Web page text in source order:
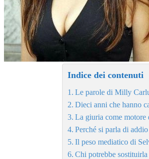
Indice dei contenuti
Le parole di Milly
Dieci anni che hanno
La giuria come motore
Perché si parla di addio
Il peso mediatico di
Chi potrebbe sostituirla